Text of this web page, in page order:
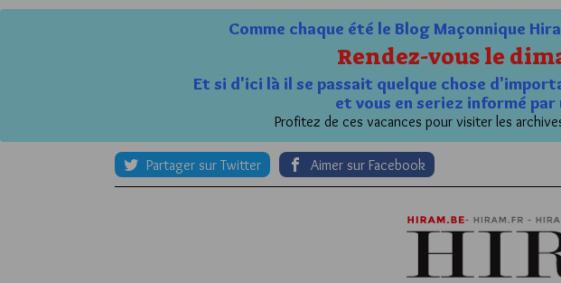
Comme chaque été le Blog Maçonnique
Rendez-vous le
Et si d'ici là il se passait quelque chose
et vous en seriez informé
Profitez de ces vacances pour visiter les
Partager sur Twitter Aimer sur Facebook